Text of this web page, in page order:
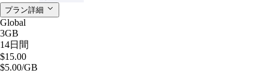
プラン詳細
Global
3GB
14日間
$15.00
$5.00/GB